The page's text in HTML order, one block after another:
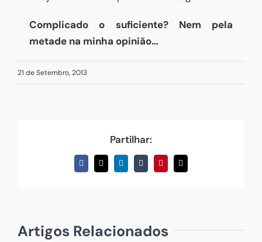
Complicado o suficiente? Nem pela
metade na minha opinião…
21 de Setembro, 2013
Partilhar:
Facebook
X LinkedInTumblrPinterestEmail
(necessário
Artigos Relacionados